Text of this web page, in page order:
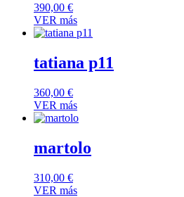
390,00 €
VER más
tatiana p11
360,00 €
VER más
martolo
310,00 €
VER más